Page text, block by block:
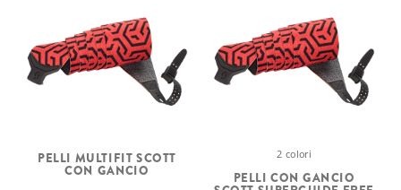
PELLI MULTIFIT SCOTT
CON GANCIO
2 colori
PELLI CON GANCIO